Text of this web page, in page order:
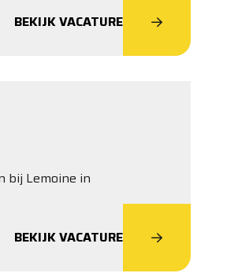
BEKIJK VACATURE
bij Lemoine in
BEKIJK VACATURE